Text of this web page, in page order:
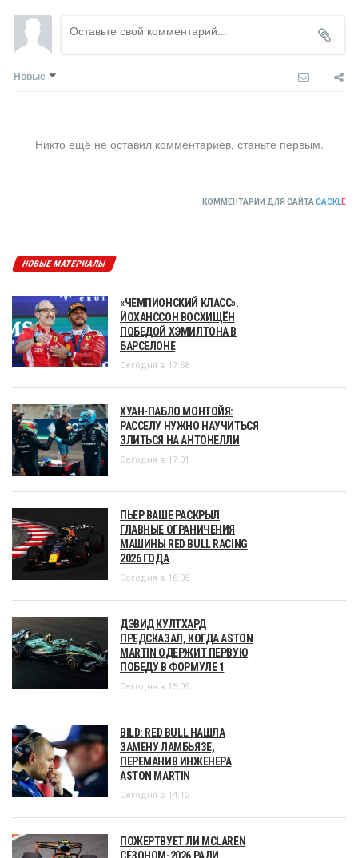
Новые
Никто ещё не оставил комментариев, станьте первым.
КОММЕНТАРИИ ДЛЯ САЙТА CACKLE
НОВЫЕ МАТЕРИАЛЫ
«ЧЕМПИОНСКИЙ КЛАСС».
ЙОХАНССОН ВОСХИЩЁН
ПОБЕДОЙ ХЭМИЛТОНА В
БАРСЕЛОНЕ
Сегодня в 17:58
ХУАН-ПАБЛО МОНТОЙЯ:
РАССЕЛУ НУЖНО НАУЧИТЬСЯ
ЗЛИТЬСЯ НА АНТОНЕЛЛИ
Сегодня в 17:01
ПЬЕР ВАШЕ РАСКРЫЛ
ГЛАВНЫЕ ОГРАНИЧЕНИЯ
МАШИНЫ RED BULL RACING
2026 ГОДА
Сегодня в 16:05
ДЭВИД КУЛТХАРД
ПРЕДСКАЗАЛ, КОГДА ASTON
MARTIN ОДЕРЖИТ ПЕРВУЮ
ПОБЕДУ В ФОРМУЛЕ 1
Сегодня в 15:09
BILD: RED BULL НАШЛА
ЗАМЕНУ ЛАМБЬЯЗЕ,
ПЕРЕМАНИВ ИНЖЕНЕРА
ASTON MARTIN
Сегодня в 14:12
ПОЖЕРТВУЕТ ЛИ MCLAREN